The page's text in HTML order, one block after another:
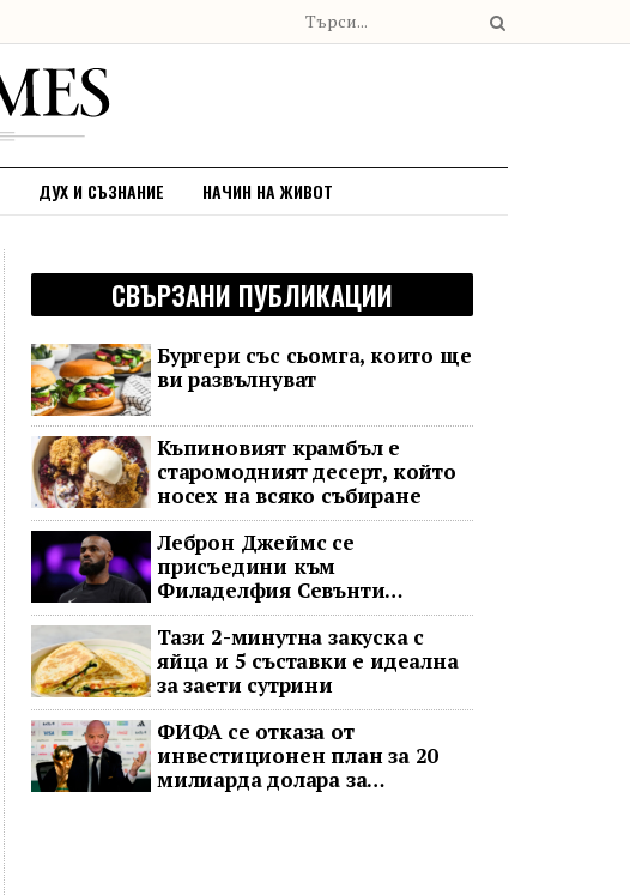
ДУХ И СЪЗНАНИЕ НАЧИН НА ЖИВОТ
СВЪРЗАНИ ПУБЛИКАЦИИ
Бургери със сьомга, които ще
ви развълнуват
Къпиновият крамбъл е
старомодният десерт, който
носех на всяко събиране
Леброн Джеймс се
присъедини към
Филаделфия Севънти
Сиксърс с 2-годишен договор
за 8 милиона долара
Тази 2-минутна закуска с
яйца и 5 съставки е идеална
за заети сутрини
ФИФА се отказа от
инвестиционен план за 20
милиарда долара за